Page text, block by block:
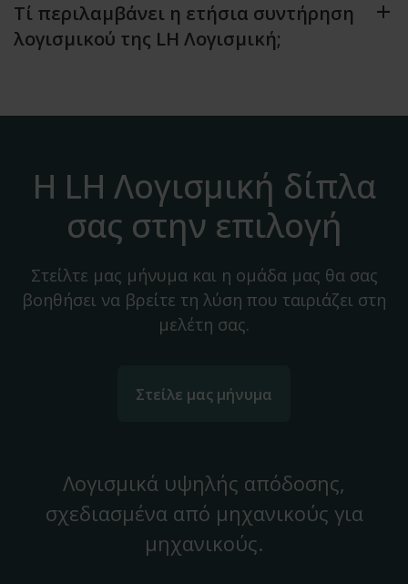
Τί περιλαμβάνει η ετήσια συντήρηση
λογισμικού της LH Λογισμική;
Η LH Λογισμική δίπλα
σας στην επιλογή
Στείλτε μας μήνυμα και η ομάδα μας θα σας
βοηθήσει να βρείτε τη λύση που ταιριάζει στη
μελέτη σας.
Στείλε μας μήνυμα
Λογισμικά υψηλής απόδοσης,
σχεδιασμένα από μηχανικούς για
μηχανικούς.